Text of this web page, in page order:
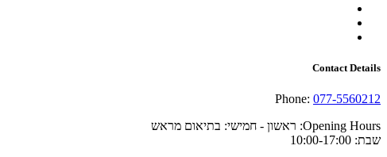
Contact Details
Phone: 077-5560212
Opening Hours: ראשון - חמישי: בתיאום מראש
שבת: 10:00-17:00